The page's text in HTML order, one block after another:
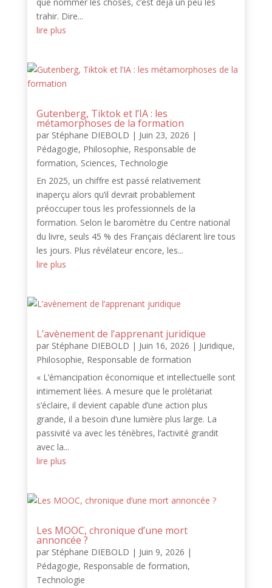
trahir. Dire...
lire plus
Gutenberg, Tiktok et l’IA : les
métamorphoses de la formation
par Stéphane DIEBOLD | Juin 23, 2026 |
Pédagogie, Philosophie, Responsable de
formation, Sciences, Technologie
En 2025, un chiffre est passé relativement
inaperçu alors qu’il devrait probablement
préoccuper tous les professionnels de la
formation. Selon le baromètre du Centre national
du livre, seuls 45 % des Français déclarent lire tous
les jours. Plus révélateur encore, les...
lire plus
L’avènement de l’apprenant juridique
par Stéphane DIEBOLD | Juin 16, 2026 | Juridique,
Philosophie, Responsable de formation
« L’émancipation économique et intellectuelle sont
intimement liées. A mesure que le prolétariat
s’éclaire, il devient capable d’une action plus
grande, il a besoin d’une lumière plus large. La
passivité va avec les ténèbres, l’activité grandit
avec la...
lire plus
Les MOOC, chronique d’une mort
annoncée ?
par Stéphane DIEBOLD | Juin 9, 2026 |
Pédagogie, Responsable de formation,
Technologie